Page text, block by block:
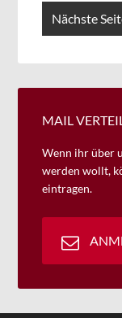
Nächste
MAIL
Wenn ihr über
werden wollt,
eintragen.